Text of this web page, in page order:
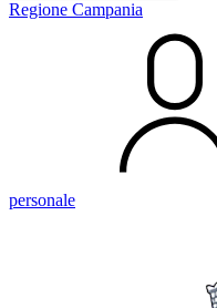
Regione Campania
personale